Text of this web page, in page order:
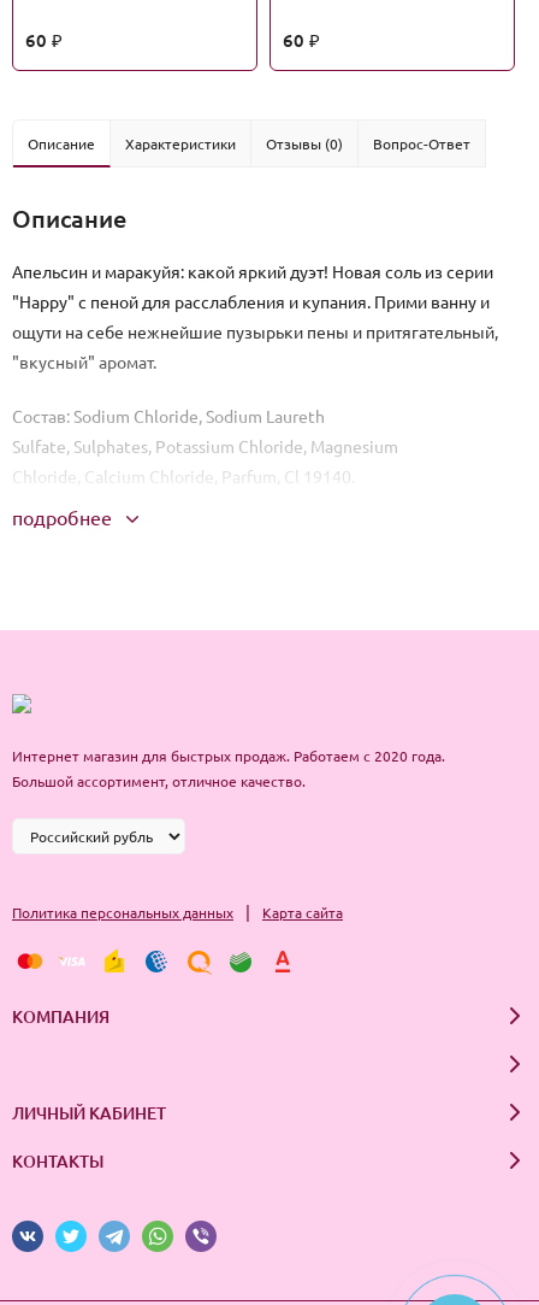
60 ₽ 60 ₽
Описание Характеристики Отзывы (0) Вопрос-Ответ
Описание
Апельсин и маракуйя: какой яркий дуэт! Новая соль из серии
"Happy" с пеной для расслабления и купания. Прими ванну и
ощути на себе нежнейшие пузырьки пены и притягательный,
"вкусный" аромат.
Состав: Sodium Chloride, Sodium Laureth
Sulfate, Sulphates, Potassium Chloride, Magnesium
Chloride, Calcium Chloride, Parfum, Cl 19140.
Способ применения: 100 г соли растворить в ванне при
подробнее
Интернет магазин для быстрых продаж. Работаем с 2020 года.
Большой ассортимент, отличное качество.
Политика персональных данных | Карта сайта
КОМПАНИЯ
ЛИЧНЫЙ КАБИНЕТ
КОНТАКТЫ